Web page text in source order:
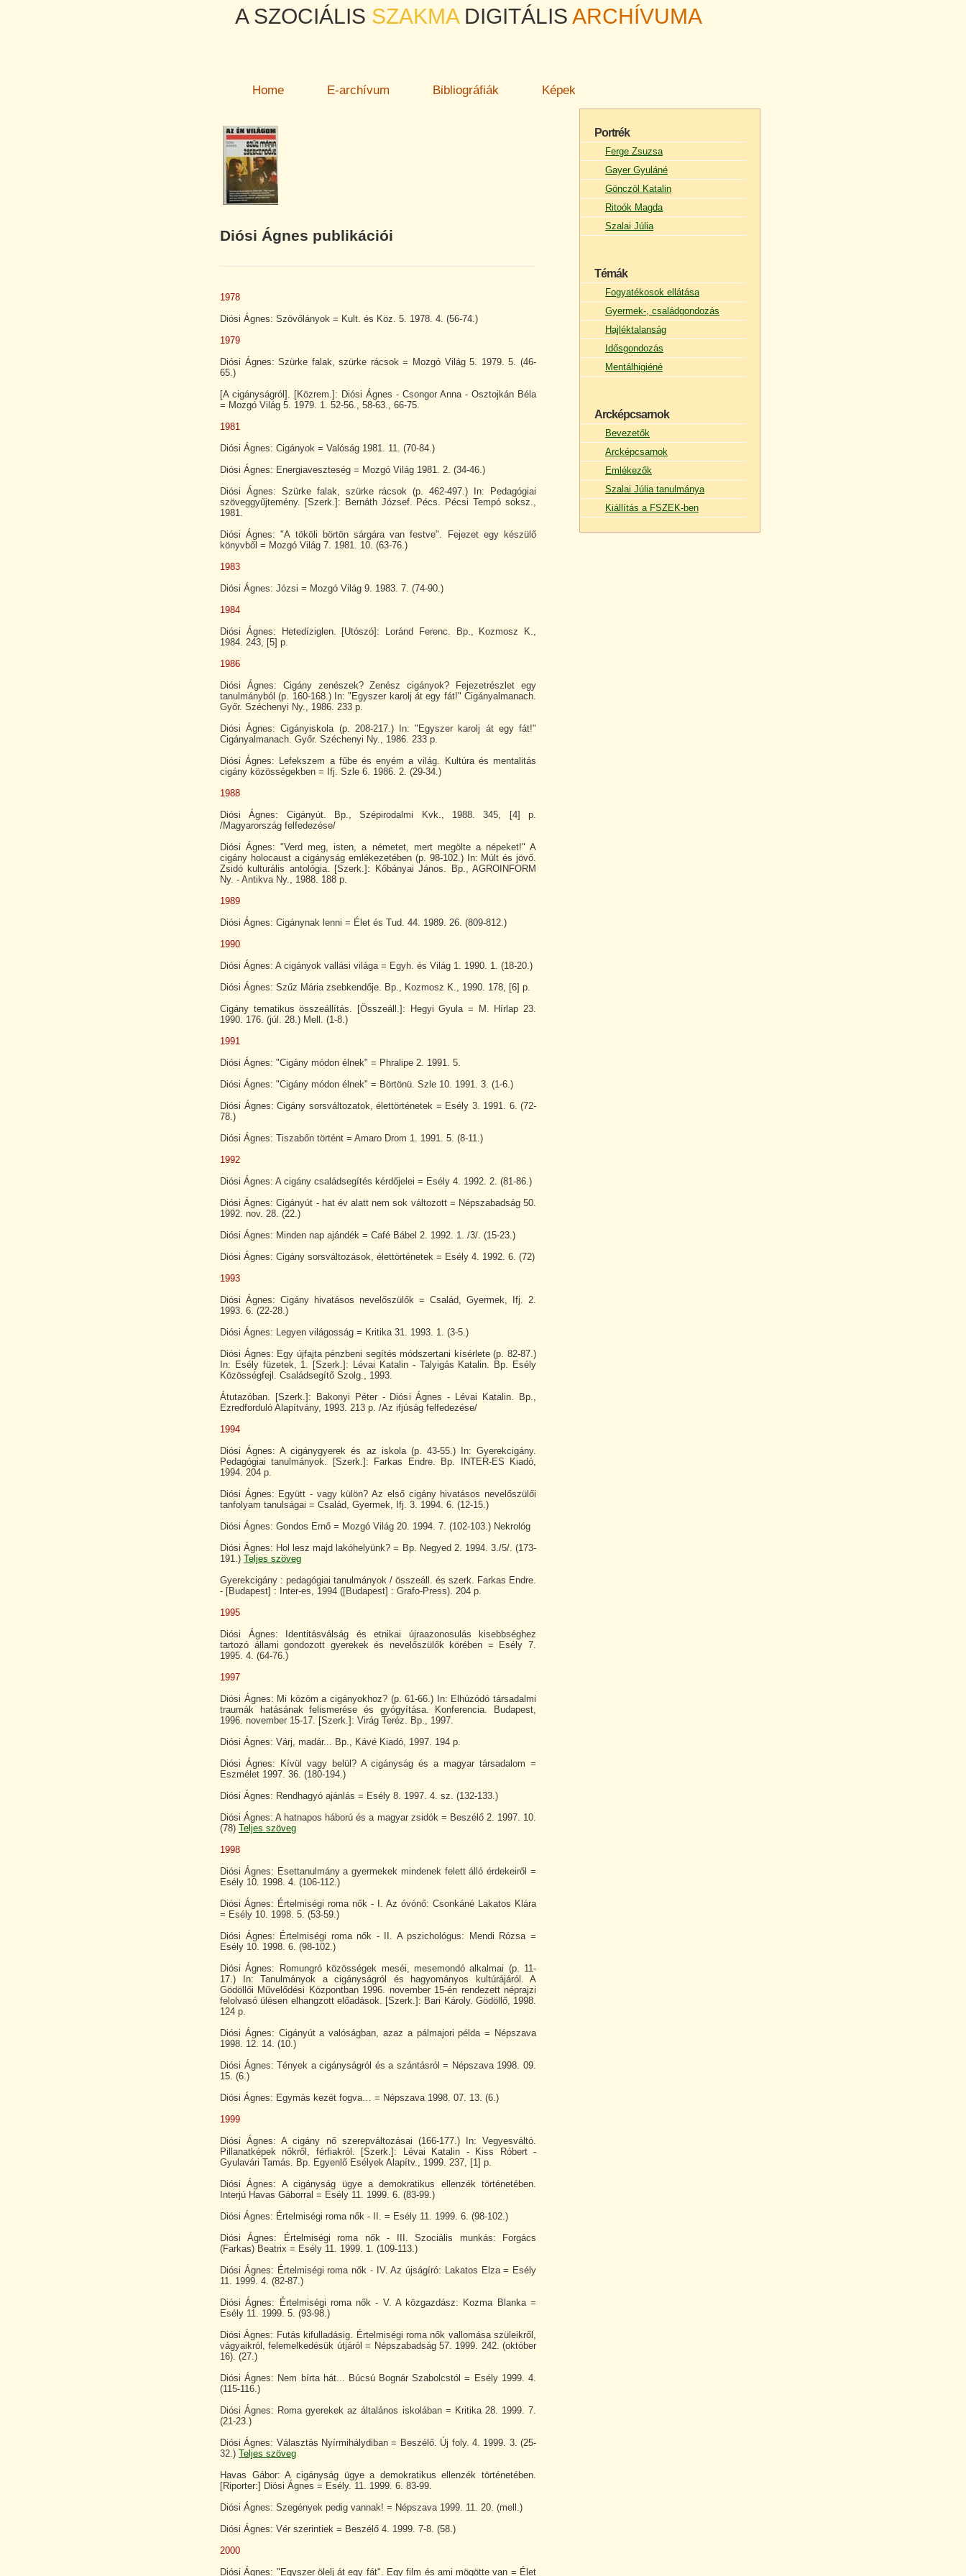
A SZOCIÁLIS SZAKMA DIGITÁLIS ARCHÍVUMA
Home E-archívum Bibliográfiák Képek
Diósi Ágnes publikációi
1978
Diósi Ágnes: Szövőlányok = Kult. és Köz. 5. 1978. 4. (56-74.)
1979
Diósi Ágnes: Szürke falak, szürke rácsok = Mozgó Világ 5. 1979. 5. (46-
65.)
[A cigányságról]. [Közrem.]: Diósi Ágnes - Csongor Anna - Osztojkán Béla
= Mozgó Világ 5. 1979. 1. 52-56., 58-63., 66-75.
1981
Diósi Ágnes: Cigányok = Valóság 1981. 11. (70-84.)
Diósi Ágnes: Energiaveszteség = Mozgó Világ 1981. 2. (34-46.)
Diósi Ágnes: Szürke falak, szürke rácsok (p. 462-497.) In: Pedagógiai
szöveggyűjtemény. [Szerk.]: Bernáth József. Pécs. Pécsi Tempó soksz.,
1981.
Diósi Ágnes: "A tököli börtön sárgára van festve". Fejezet egy készülő
könyvből = Mozgó Világ 7. 1981. 10. (63-76.)
1983
Diósi Ágnes: Józsi = Mozgó Világ 9. 1983. 7. (74-90.)
1984
Diósi Ágnes: Hetedíziglen. [Utószó]: Loránd Ferenc. Bp., Kozmosz K.,
1984. 243, [5] p.
1986
Diósi Ágnes: Cigány zenészek? Zenész cigányok? Fejezetrészlet egy
tanulmányból (p. 160-168.) In: "Egyszer karolj át egy fát!" Cigányalmanach.
Győr. Széchenyi Ny., 1986. 233 p.
Diósi Ágnes: Cigányiskola (p. 208-217.) In: "Egyszer karolj át egy fát!"
Cigányalmanach. Győr. Széchenyi Ny., 1986. 233 p.
Diósi Ágnes: Lefekszem a fűbe és enyém a világ. Kultúra és mentalitás
cigány közösségekben = Ifj. Szle 6. 1986. 2. (29-34.)
1988
Diósi Ágnes: Cigányút. Bp., Szépirodalmi Kvk., 1988. 345, [4] p.
/Magyarország felfedezése/
Diósi Ágnes: "Verd meg, isten, a németet, mert megölte a népeket!" A
cigány holocaust a cigányság emlékezetében (p. 98-102.) In: Múlt és jövő.
Zsidó kulturális antológia. [Szerk.]: Kőbányai János. Bp., AGROINFORM
Ny. - Antikva Ny., 1988. 188 p.
1989
Diósi Ágnes: Cigánynak lenni = Élet és Tud. 44. 1989. 26. (809-812.)
1990
Diósi Ágnes: A cigányok vallási világa = Egyh. és Világ 1. 1990. 1. (18-20.)
Diósi Ágnes: Szűz Mária zsebkendője. Bp., Kozmosz K., 1990. 178, [6] p.
Cigány tematikus összeállítás. [Összeáll.]: Hegyi Gyula = M. Hírlap 23.
1990. 176. (júl. 28.) Mell. (1-8.)
1991
Diósi Ágnes: "Cigány módon élnek" = Phralipe 2. 1991. 5.
Diósi Ágnes: "Cigány módon élnek" = Börtönü. Szle 10. 1991. 3. (1-6.)
Diósi Ágnes: Cigány sorsváltozatok, élettörténetek = Esély 3. 1991. 6. (72-
78.)
Diósi Ágnes: Tiszabőn történt = Amaro Drom 1. 1991. 5. (8-11.)
1992
Diósi Ágnes: A cigány családsegítés kérdőjelei = Esély 4. 1992. 2. (81-86.)
Diósi Ágnes: Cigányút - hat év alatt nem sok változott = Népszabadság 50.
1992. nov. 28. (22.)
Diósi Ágnes: Minden nap ajándék = Café Bábel 2. 1992. 1. /3/. (15-23.)
Diósi Ágnes: Cigány sorsváltozások, élettörténetek = Esély 4. 1992. 6. (72)
1993
Diósi Ágnes: Cigány hivatásos nevelőszülők = Család, Gyermek, Ifj. 2.
1993. 6. (22-28.)
Diósi Ágnes: Legyen világosság = Kritika 31. 1993. 1. (3-5.)
Diósi Ágnes: Egy újfajta pénzbeni segítés módszertani kísérlete (p. 82-87.)
In: Esély füzetek, 1. [Szerk.]: Lévai Katalin - Talyigás Katalin. Bp. Esély
Közösségfejl. Családsegítő Szolg., 1993.
Átutazóban. [Szerk.]: Bakonyi Péter - Diósi Ágnes - Lévai Katalin. Bp.,
Ezredforduló Alapítvány, 1993. 213 p. /Az ifjúság felfedezése/
1994
Diósi Ágnes: A cigánygyerek és az iskola (p. 43-55.) In: Gyerekcigány.
Pedagógiai tanulmányok. [Szerk.]: Farkas Endre. Bp. INTER-ES Kiadó,
1994. 204 p.
Diósi Ágnes: Együtt - vagy külön? Az első cigány hivatásos nevelőszülői
tanfolyam tanulságai = Család, Gyermek, Ifj. 3. 1994. 6. (12-15.)
Diósi Ágnes: Gondos Ernő = Mozgó Világ 20. 1994. 7. (102-103.) Nekrológ
Diósi Ágnes: Hol lesz majd lakóhelyünk? = Bp. Negyed 2. 1994. 3./5/. (173-
191.) Teljes szöveg
Gyerekcigány : pedagógiai tanulmányok / összeáll. és szerk. Farkas Endre.
- [Budapest] : Inter-es, 1994 ([Budapest] : Grafo-Press). 204 p.
1995
Diósi Ágnes: Identitásválság és etnikai újraazonosulás kisebbséghez
tartozó állami gondozott gyerekek és nevelőszülők körében = Esély 7.
1995. 4. (64-76.)
1997
Diósi Ágnes: Mi közöm a cigányokhoz? (p. 61-66.) In: Elhúzódó társadalmi
traumák hatásának felismerése és gyógyítása. Konferencia. Budapest,
1996. november 15-17. [Szerk.]: Virág Teréz. Bp., 1997.
Diósi Ágnes: Várj, madár... Bp., Kávé Kiadó, 1997. 194 p.
Diósi Ágnes: Kívül vagy belül? A cigányság és a magyar társadalom =
Eszmélet 1997. 36. (180-194.)
Diósi Ágnes: Rendhagyó ajánlás = Esély 8. 1997. 4. sz. (132-133.)
Diósi Ágnes: A hatnapos háború és a magyar zsidók = Beszélő 2. 1997. 10.
(78) Teljes szöveg
1998
Diósi Ágnes: Esettanulmány a gyermekek mindenek felett álló érdekeiről =
Esély 10. 1998. 4. (106-112.)
Diósi Ágnes: Értelmiségi roma nők - I. Az óvónő: Csonkáné Lakatos Klára
= Esély 10. 1998. 5. (53-59.)
Diósi Ágnes: Értelmiségi roma nők - II. A pszichológus: Mendi Rózsa =
Esély 10. 1998. 6. (98-102.)
Diósi Ágnes: Romungró közösségek meséi, mesemondó alkalmai (p. 11-
17.) In: Tanulmányok a cigányságról és hagyományos kultúrájáról. A
Gödöllői Művelődési Központban 1996. november 15-én rendezett néprajzi
felolvasó ülésen elhangzott előadások. [Szerk.]: Bari Károly. Gödöllő, 1998.
124 p.
Diósi Ágnes: Cigányút a valóságban, azaz a pálmajori példa = Népszava
1998. 12. 14. (10.)
Diósi Ágnes: Tények a cigányságról és a szántásról = Népszava 1998. 09.
15. (6.)
Diósi Ágnes: Egymás kezét fogva… = Népszava 1998. 07. 13. (6.)
1999
Diósi Ágnes: A cigány nő szerepváltozásai (166-177.) In: Vegyesváltó.
Pillanatképek nőkről, férfiakról. [Szerk.]: Lévai Katalin - Kiss Róbert -
Gyulavári Tamás. Bp. Egyenlő Esélyek Alapítv., 1999. 237, [1] p.
Diósi Ágnes: A cigányság ügye a demokratikus ellenzék történetében.
Interjú Havas Gáborral = Esély 11. 1999. 6. (83-99.)
Diósi Ágnes: Értelmiségi roma nők - II. = Esély 11. 1999. 6. (98-102.)
Diósi Ágnes: Értelmiségi roma nők - III. Szociális munkás: Forgács
(Farkas) Beatrix = Esély 11. 1999. 1. (109-113.)
Diósi Ágnes: Értelmiségi roma nők - IV. Az újságíró: Lakatos Elza = Esély
11. 1999. 4. (82-87.)
Diósi Ágnes: Értelmiségi roma nők - V. A közgazdász: Kozma Blanka =
Esély 11. 1999. 5. (93-98.)
Diósi Ágnes: Futás kifulladásig. Értelmiségi roma nők vallomása szüleikről,
vágyaikról, felemelkedésük útjáról = Népszabadság 57. 1999. 242. (október
16). (27.)
Diósi Ágnes: Nem bírta hát... Búcsú Bognár Szabolcstól = Esély 1999. 4.
(115-116.)
Diósi Ágnes: Roma gyerekek az általános iskolában = Kritika 28. 1999. 7.
(21-23.)
Diósi Ágnes: Választás Nyírmihálydiban = Beszélő. Új foly. 4. 1999. 3. (25-
32.) Teljes szöveg
Havas Gábor: A cigányság ügye a demokratikus ellenzék történetében.
[Riporter:] Diósi Ágnes = Esély. 11. 1999. 6. 83-99.
Diósi Ágnes: Szegények pedig vannak! = Népszava 1999. 11. 20. (mell.)
Diósi Ágnes: Vér szerintiek = Beszélő 4. 1999. 7-8. (58.)
2000
Diósi Ágnes: "Egyszer ölelj át egy fát". Egy film és ami mögötte van = Élet
Portrék
Ferge Zsuzsa
Gayer Gyuláné
Gönczöl Katalin
Ritoók Magda
Szalai Júlia
Témák
Fogyatékosok ellátása
Gyermek-, családgondozás
Hajléktalanság
Idősgondozás
Mentálhigiéné
Arcképcsarnok
Bevezetők
Arcképcsarnok
Emlékezők
Szalai Júlia tanulmánya
Kiállítás a FSZEK-ben